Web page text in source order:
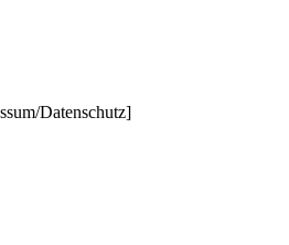
Datenschutz]